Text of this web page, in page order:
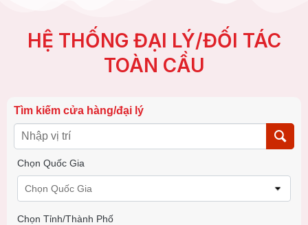
HỆ THỐNG ĐẠI LÝ/ĐỐI TÁC
TOÀN CẦU
Tìm kiếm cửa hàng/đại lý
Chọn Quốc Gia
Chọn Quốc Gia
Chọn Tỉnh/thành Phố